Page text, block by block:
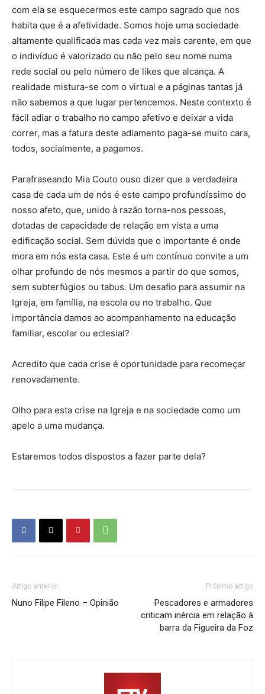
com ela se esquecermos este campo sagrado que nos
habita que é a afetividade. Somos hoje uma sociedade
altamente qualificada mas cada vez mais carente, em que
o indivíduo é valorizado ou não pelo seu nome numa
rede social ou pelo número de likes que alcança. A
realidade mistura-se com o virtual e a páginas tantas já
não sabemos a que lugar pertencemos. Neste contexto é
fácil adiar o trabalho no campo afetivo e deixar a vida
correr, mas a fatura deste adiamento paga-se muito cara,
todos, socialmente, a pagamos.
Parafraseando Mia Couto ouso dizer que a verdadeira
casa de cada um de nós é este campo profundíssimo do
nosso afeto, que, unido à razão torna-nos pessoas,
dotadas de capacidade de relação em vista a uma
edificação social. Sem dúvida que o importante é onde
mora em nós esta casa. Este é um contínuo convite a um
olhar profundo de nós mesmos a partir do que somos,
sem subterfúgios ou tabus. Um desafio para assumir na
Igreja, em família, na escola ou no trabalho. Que
importância damos ao acompanhamento na educação
familiar, escolar ou eclesial?
Acredito que cada crise é oportunidade para recomeçar
renovadamente.
Olho para esta crise na Igreja e na sociedade como um
apelo a uma mudança.
Estaremos todos dispostos a fazer parte dela?
Artigo anterior
Nuno Filipe Fileno – Opinião
Próximo artigo
Pescadores e armadores
criticam inércia em relação à
barra da Figueira da Foz